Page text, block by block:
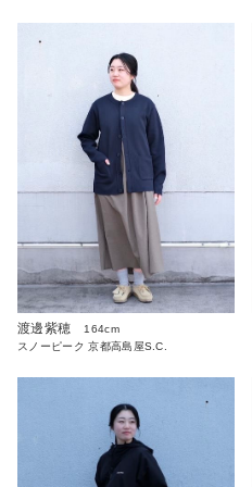
渡邊紫穂
164cm
スノーピーク 京都高島屋S.C.